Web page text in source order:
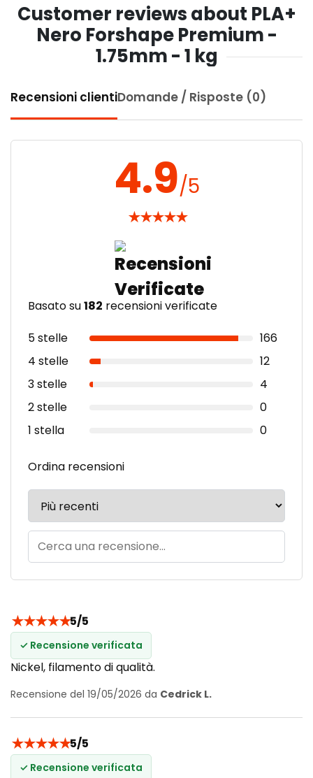
Customer reviews about PLA+
Nero Forshape Premium -
1.75mm - 1 kg
Recensioni clientiDomande / Risposte (0)
4.9/5
★★★★★
Basato su182 recensioni verificate
5 stelle
166
4 stelle
12
3 stelle
4
2 stelle
0
1 stella
0
Ordina recensioni
★★★★★5/5
✓ Recensione verificata
Nickel, filamento di qualità.
Recensione del 19/05/2026 da Cedrick L.
★★★★★5/5
✓ Recensione verificata